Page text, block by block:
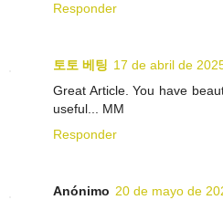
Responder
토토 베팅 17 de abril de
Great Article. You have
useful... MM
Responder
Anónimo 20 de mayo de